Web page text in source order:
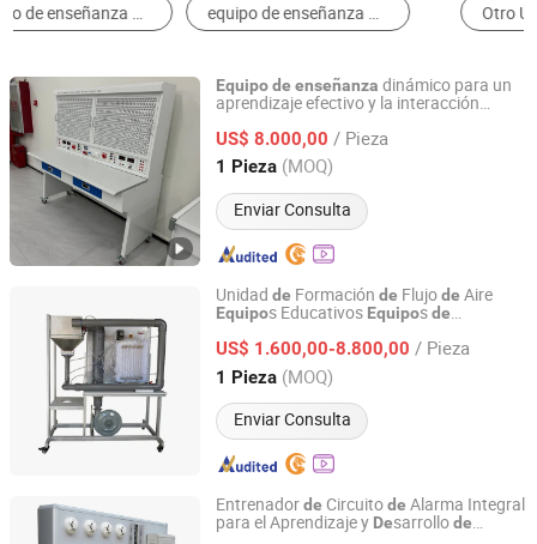
Otro Utensilio Demostrativo y de Enseñador
Equipode enseñanza dinámico para un
aprendizaje efectivo y la interacción
US$ 8.000,00 / Pieza
1 Pieza (MOQ)
Enviar Consulta
Peigao Technology (Guangzhou) Co., Ltd.
Guangdong, China Desde 2025
Unidad de Formación de Flujode Aire
Equipos Educativos Equiposde
Enseñanza
US$ 1.600,00-8.800,00 / Pieza
1 Pieza (MOQ)
Enviar Consulta
Jinan Should Shine Didactic Equipment Co., Ltd.
Shandong, China Desde 2013
Entrenadorde Circuitode Alarma Integral
para el Aprendizaje y Desarrollode
Peigao Technology (Guangzhou) Co., Ltd.